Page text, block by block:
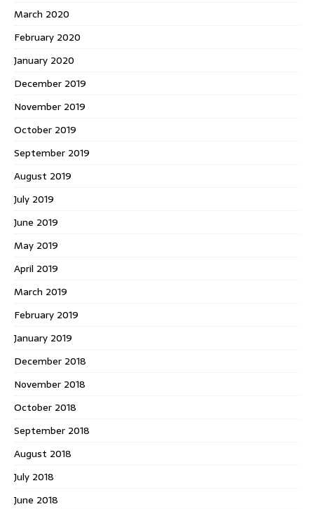
March 2020
February 2020
January 2020
December 2019
November 2019
October 2019
September 2019
August 2019
July 2019
June 2019
May 2019
April 2019
March 2019
February 2019
January 2019
December 2018
November 2018
October 2018
September 2018
August 2018
July 2018
June 2018